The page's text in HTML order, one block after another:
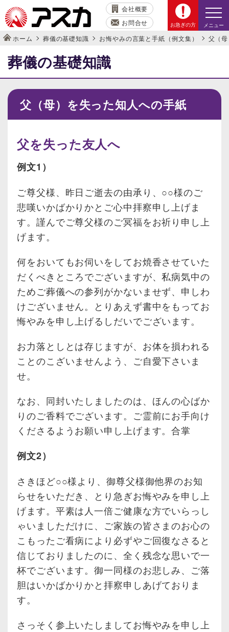
会社概要
お問合せ
お急ぎの方 メニュー
ホーム 葬儀の基礎知識 お悔やみの言葉と手紙（例文集） 父（
葬儀の基礎知識
父（母）を失った知人への手紙
父を失った友人へ
例文1）
ご尊父様、昨日ご逝去の由承り、○○様のご
悲嘆いかばかりかとご心中拝察申し上げま
す。謹んでご尊父様のご冥福をお祈り申し上
げます。
何をおいてもお伺いをしてお焼香させていた
だくべきところでございますが、私病気中の
ためご葬儀への参列がかないませず、申しわ
けございません。とりあえず書中をもってお
悔やみを申し上げるしだいでございます。
お力落としとは存じますが、お体を損われる
ことのこざいませんよう、ご自愛下さいま
せ。
なお、同封いたしましたのは、ほんの心ばか
りのご香料でございます。ご霊前にお手向け
くださるようお願い申し上げます。合掌
例文2）
さきほど○○様より、御尊父様御他界のお知
らせをいただき、とり急ぎお悔やみを申し上
げます。平素は人一倍ご健康な方でいらっし
ゃいましただけに、ご家族の皆さまのお心の
こもったご看病により必ずやご回復なさると
信じておりましたのに、全く残念な思いで一
杯でございます。御一同様のお悲しみ、ご落
胆はいかばかりかと拝察申しあげておりま
す。
さっそく参上いたしましてお悔やみを申し上